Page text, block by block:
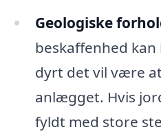
Geologiske
beskaffenhed
dyrt det vil være
anlægget. Hvis
fyldt med store